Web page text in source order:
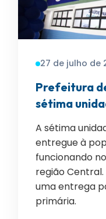
27 de julho de
Prefeitura
sétima
A sétima
entregue à
funcionando
região Central.
uma entrega
primária.